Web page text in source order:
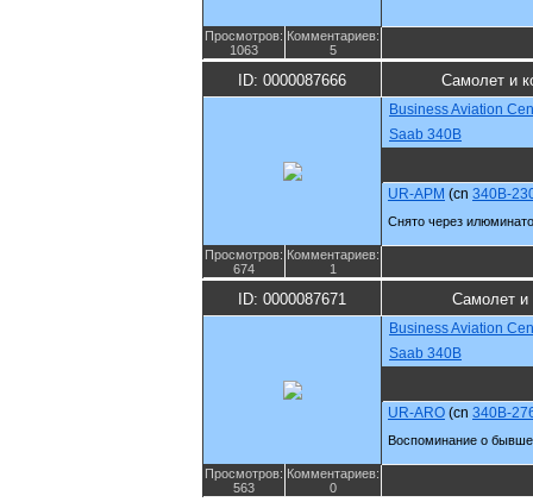
Просмотров:
1063
Комментариев:
5
ID: 0000087666 Самолет и
Business Aviation
Saab 340B
UR-APM (cn 340B-
Снято через
Просмотров:
674
Комментариев:
1
ID: 0000087671 Самолет и
Business Aviation
Saab 340B
UR-ARO (cn 340B-
Воспоминание о
Просмотров:
563
Комментариев:
0